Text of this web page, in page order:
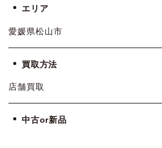
エリア
愛媛県松山市
買取方法
店舗買取
中古or新品